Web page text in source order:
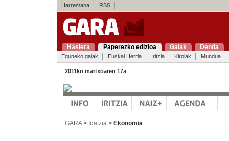
Harremana RSS
Hasiera Paperezko edizioa Gaiak Denda
Eguneko gaiak Euskal Herria Iritzia Kirolak Mundua
2011ko martxoaren 17a
GARA> Idatzia > Ekonomia